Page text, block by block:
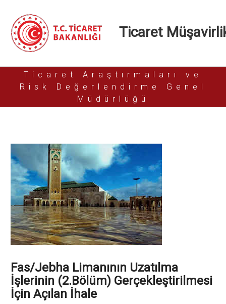
Ticaret
Ticaret Araştırmaları ve
Risk Değerlendirme Genel
Müdürlüğü
Fas/Jebha Limanının Uzatılma
İşlerinin (2.Bölüm) Gerçekleştirilmesi
İçin Açılan İhale